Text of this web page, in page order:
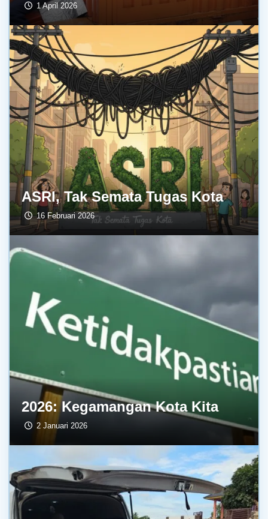
1 April 2026
ASRI, Tak Semata Tugas Kota
16 Februari 2026
2026: Kegamangan Kota Kita
2 Januari 2026